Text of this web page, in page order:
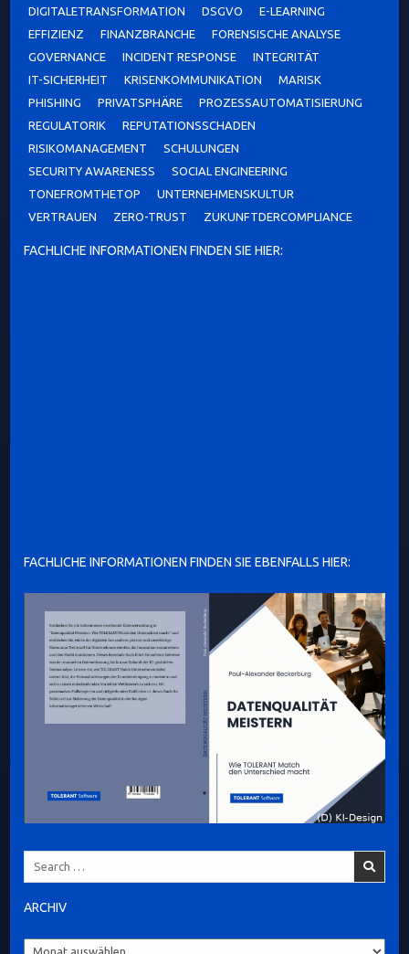
DIGITALETRANSFORMATION
DSGVO
E-LEARNING
EFFIZIENZ
FINANZBRANCHE
FORENSISCHE ANALYSE
GOVERNANCE
INCIDENT RESPONSE
INTEGRITÄT
IT-SICHERHEIT
KRISENKOMMUNIKATION
MARISK
PHISHING
PRIVATSPHÄRE
PROZESSAUTOMATISIERUNG
REGULATORIK
REPUTATIONSSCHADEN
RISIKOMANAGEMENT
SCHULUNGEN
SECURITY AWARENESS
SOCIAL ENGINEERING
TONEFROMTHETOP
UNTERNEHMENSKULTUR
VERTRAUEN
ZERO-TRUST ZUKUNFTDERCOMPLIANCE
FACHLICHE INFORMATIONEN FINDEN SIE HIER:
FACHLICHE INFORMATIONEN FINDEN SIE EBENFALLS HIER:
ARCHIV
Archiv